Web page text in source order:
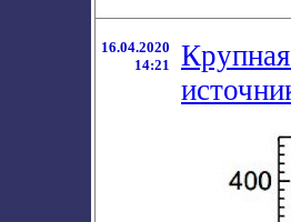
16.04.2020
14:21